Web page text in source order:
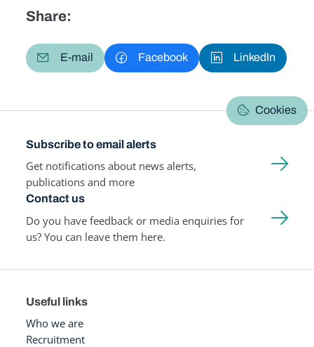
Share:
E-mail Facebook LinkedIn
Cookies
Subscribe to email alerts
Get notifications about news alerts,
publications and more
Contact us
Do you have feedback or media enquiries for
us? You can leave them here.
Useful links
Who we are
Recruitment